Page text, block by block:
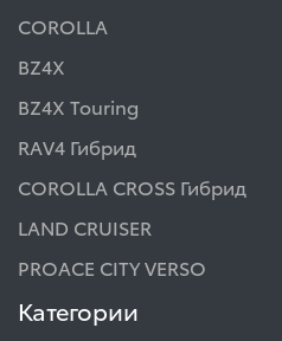
COROLLA
BZ4X
BZ4X Touring
RAV4 Гибрид
COROLLA CROSS Гибрид
LAND CRUISER
PROACE CITY VERSO
Категории